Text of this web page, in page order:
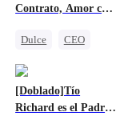
Contrato, Amor con
Dulce
CEO
Amor Después Del Matrimonio
[Doblado]Tío
Richard es el Padre